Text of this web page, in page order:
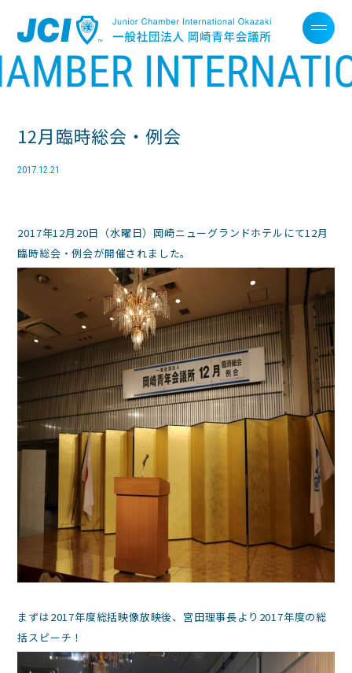
12月臨時総会・例会
2017.12.21
2017年12月20日（水曜日）岡崎ニューグランドホテルにて12月
臨時総会・例会が開催されました。
まずは2017年度総括映像放映後、宮田理事長より2017年度の総
括スピーチ！